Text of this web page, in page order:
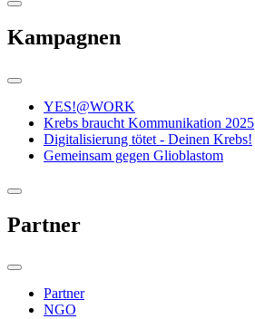
Kampagnen
YES!@WORK
Krebs braucht Kommunikation 2025
Digitalisierung tötet - Deinen Krebs!
Gemeinsam gegen Glioblastom
Partner
Partner
NGO